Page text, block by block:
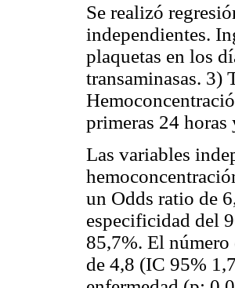
Se realizó
independientes.
plaquetas en los
transaminasas. 3)
primeras 24
Las variables
un Odds ratio de
especificidad del
85,7%. El
de 4,8 (IC 95%